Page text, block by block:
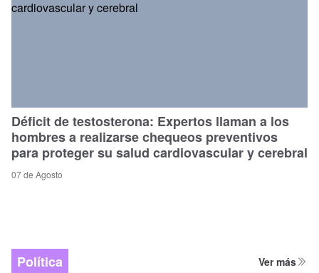
Déficit de testosterona: Expertos llaman a los
hombres a realizarse chequeos preventivos
para proteger su salud cardiovascular y cerebral
07 de Agosto
Política Ver más